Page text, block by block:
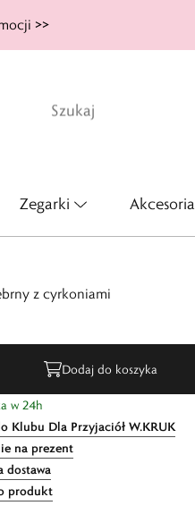
>>
Zegarki Akcesoria
z cyrkoniami
Dodaj do koszyka
w 24h
Klubu Dla Przyjaciół W.KRUK
na prezent
dostawa
produkt